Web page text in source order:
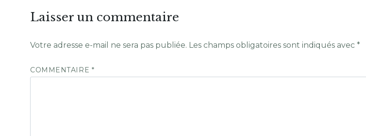
Laisser un commentaire
Votre adresse e-mail ne sera pas publiée. Les champs obligatoires sont indiqués avec *
COMMENTAIRE *